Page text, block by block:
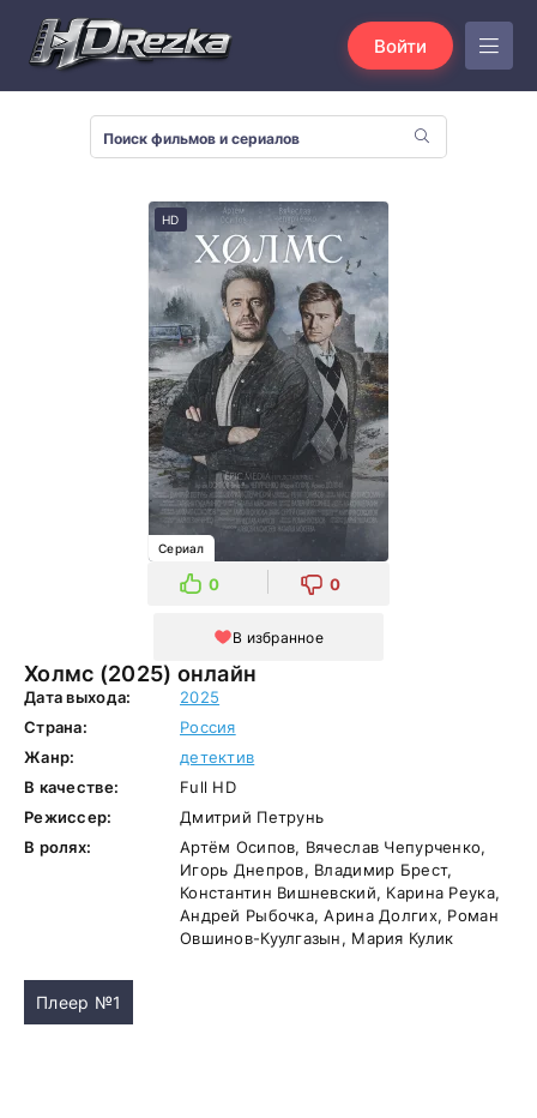
Войти
Холмс (2025) онлайн
HD
Сериал
0 0
В избранное
Дата выхода:
2025
Страна:
Россия
Жанр:
детектив
В качестве:
Full HD
Режиссер:
Дмитрий Петрунь
В ролях:
Артём Осипов, Вячеслав Чепурченко,
Игорь Днепров, Владимир Брест,
Константин Вишневский, Карина Реука,
Андрей Рыбочка, Арина Долгих, Роман
Овшинов-Куулгазын, Мария Кулик
Плеер №1